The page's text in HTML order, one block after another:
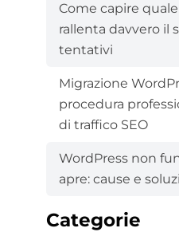
Come capire
rallenta davvero il
tentativi
Migrazione
procedura
di traffico SEO
WordPress non
apre: cause e
Categorie